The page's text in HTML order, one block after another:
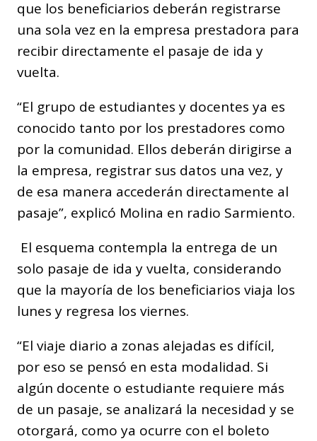
que los beneficiarios deberán registrarse
una sola vez en la empresa prestadora para
recibir directamente el pasaje de ida y
vuelta.
“El grupo de estudiantes y docentes ya es
conocido tanto por los prestadores como
por la comunidad. Ellos deberán dirigirse a
la empresa, registrar sus datos una vez, y
de esa manera accederán directamente al
pasaje”, explicó Molina en radio Sarmiento.
El esquema contempla la entrega de un
solo pasaje de ida y vuelta, considerando
que la mayoría de los beneficiarios viaja los
lunes y regresa los viernes.
“El viaje diario a zonas alejadas es difícil,
por eso se pensó en esta modalidad. Si
algún docente o estudiante requiere más
de un pasaje, se analizará la necesidad y se
otorgará, como ya ocurre con el boleto